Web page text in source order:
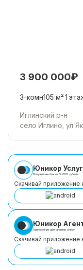
3 900 000₽
3-комн105 м²1
Иглинский р-н
село Иглино, ул
Юникор
Получай кешбэк от 5 000 рублей
Скачивай приложение
Юникор
Приложение для агентов Unikor
Скачивай приложение